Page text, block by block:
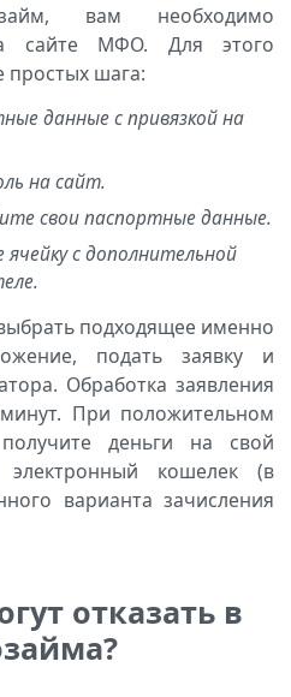
вам необходимо
сайте МФО. Для этого
простых шага:
данные с привязкой на
на сайт.
свои паспортные данные.
с дополнительной
подходящее именно
подать заявку и
Обработка заявления
При положительном
деньги на свой
кошелек (в
варианта зачисления
отказать в